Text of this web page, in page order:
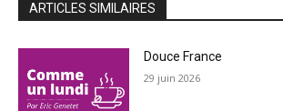
ARTICLES SIMILAIRES
Douce France
29 juin 2026